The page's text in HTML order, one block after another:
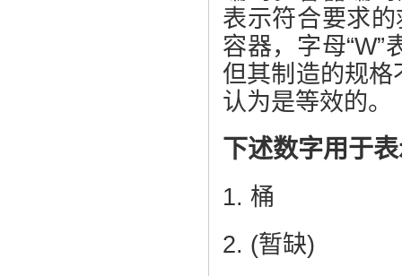
表示符合要求
容器，字母
但其制造的规
认为是等效的。
下述数字用于
1. 桶
2. (暂缺)